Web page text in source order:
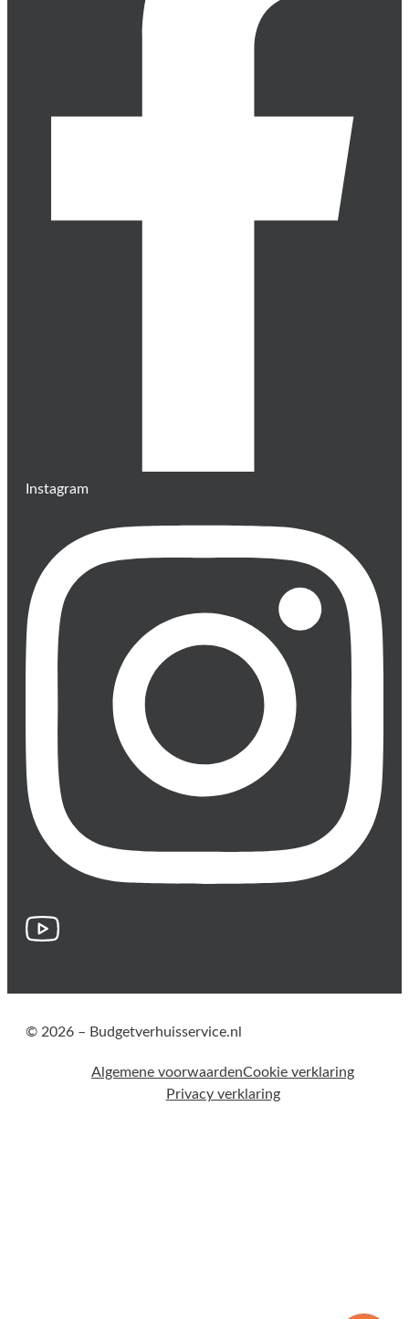
Instagram
© 2026 – Budgetverhuisservice.nl
Algemene voorwaardenCookie verklaring
Privacy verklaring